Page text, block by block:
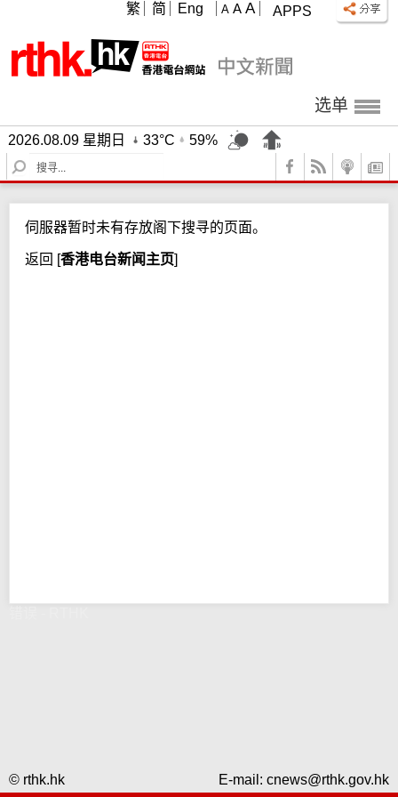
APPS
A A A
繁 简 Eng
选单
2026.08.09 星期日 33°C
59%
S
e
c
h
伺服器暂时未有存放阁下搜寻的页面。
返回 [香港电台新闻主页]
© rthk.hk E-mail: cnews@rthk.gov.hk